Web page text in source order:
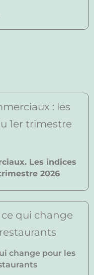
Les indices
2026
change pour les